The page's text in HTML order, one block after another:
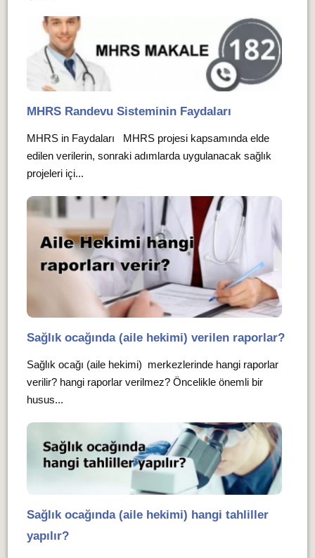
MHRS Randevu Sisteminin Faydaları
MHRS in Faydaları MHRS projesi kapsamında elde
edilen verilerin, sonraki adımlarda uygulanacak sağlık
projeleri içi...
Sağlık ocağında (aile hekimi) verilen raporlar?
Sağlık ocağı (aile hekimi) merkezlerinde hangi raporlar
verilir? hangi raporlar verilmez? Öncelikle önemli bir
husus...
Sağlık ocağında (aile hekimi) hangi tahliller
yapılır?